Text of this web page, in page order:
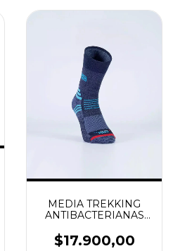
MEDIA TREKKING
ANTIBACTERIANAS
$17.900,00